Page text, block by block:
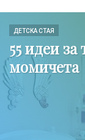
ДЕТСКА СТАЯ
55 идеи
момичета